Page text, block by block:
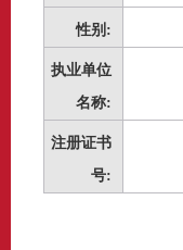
性别:
执业单位
名称:
注册证书
号: